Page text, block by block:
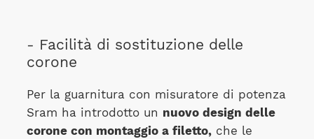
- Facilità di sostituzione delle
corone
Per la guarnitura con misuratore di potenza
Sram ha introdotto un nuovo design delle
corone con montaggio a filetto,che le